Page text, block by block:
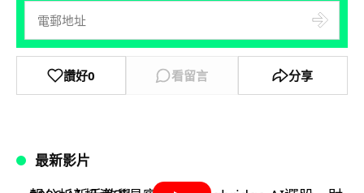
讚好0 看留言 分享
最新影片